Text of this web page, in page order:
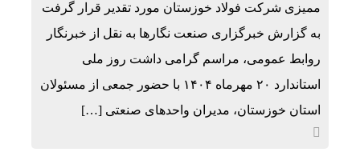
ممیزی شرکت فولاد خوزستان مورد تقدیر قرار گرفت
به گزارش خبرگزاری صنعت نگارها به نقل از خبرنگار
روابط عمومی، مراسم گرامی داشت روز ملی
استاندارد ۲۰ مهرماه ۱۴۰۴ با حضور جمعی از مسئولان
استان خوزستان، مدیران واحدهای صنعتی […]